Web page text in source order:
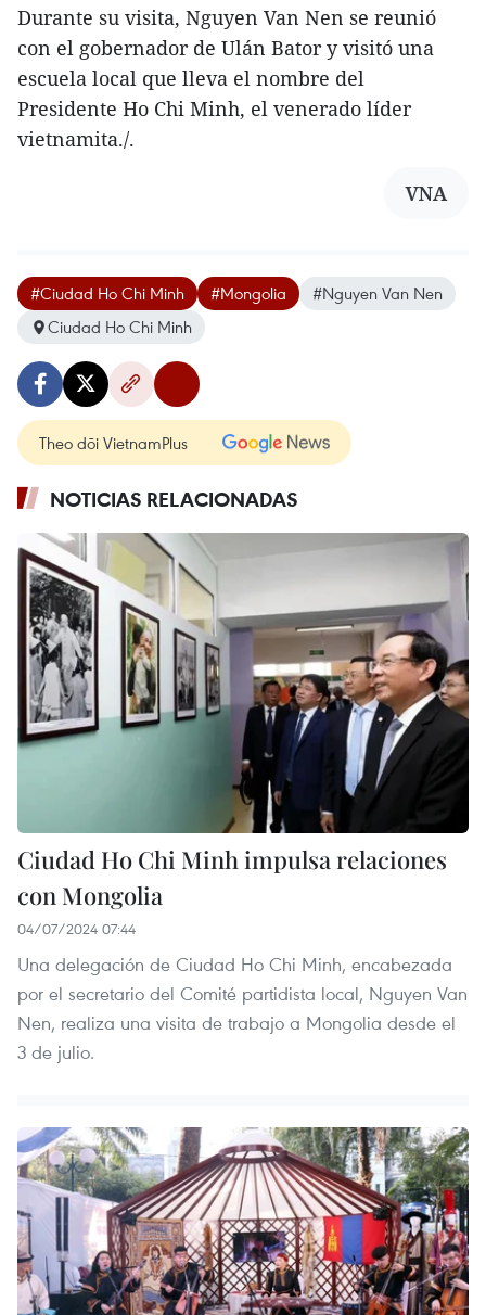
Durante su visita, Nguyen Van Nen se reunió
con el gobernador de Ulán Bator y visitó una
escuela local que lleva el nombre del
Presidente Ho Chi Minh, el venerado líder
vietnamita./.
VNA
#Ciudad Ho Chi Minh #Mongolia
#Nguyen Van Nen
Ciudad Ho Chi Minh
Theo dõi VietnamPlus
NOTICIAS RELACIONADAS
Ciudad Ho Chi Minh impulsa relaciones
con Mongolia
04/07/2024 07:44
Una delegación de Ciudad Ho Chi Minh, encabezada
por el secretario del Comité partidista local, Nguyen Van
Nen, realiza una visita de trabajo a Mongolia desde el
3 de julio.